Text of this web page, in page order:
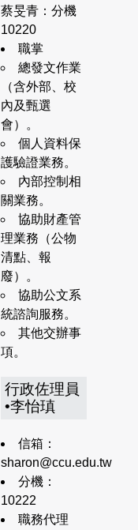
蔡旻青：分機
10220
職掌
總發文作業
（含外部、校
內及甄選
會）。
個人資料保
護驗證業務。
內部控制相
關業務。
協助財產管
理業務（公物
清點、報
廢）。
協助公文系
統諮詢服務。
其他交辦事
項。
行政佐理員
•李怡瑱
信箱：
sharon@ccu.edu.tw
分機：
10222
職務代理